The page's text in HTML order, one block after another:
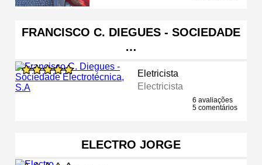
FRANCISCO C. DIEGUES - SOCIEDADE
…
Eletricista
Electricista
6 avaliações
5 comentários
ELECTRO JORGE